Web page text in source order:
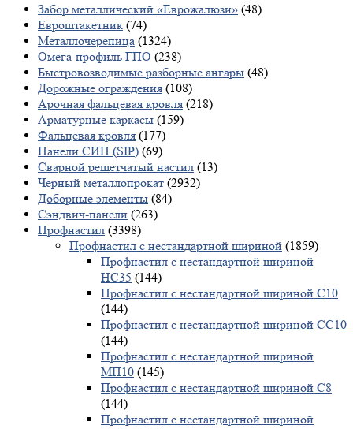
Забор металлический «Еврожалюзи» (48)
Евроштакетник (74)
Металлочерепица (1324)
Омега-профиль ГПО (238)
Быстровозводимые разборные ангары (48)
Дорожные ограждения (108)
Арочная фальцевая кровля (218)
Арматурные каркасы (159)
Фальцевая кровля (177)
Панели СИП (SIP) (69)
Сварной решетчатый настил (13)
Черный металлопрокат (2932)
Доборные элементы (84)
Сэндвич-панели (263)
Профнастил (3398)
Профнастил с нестандартной шириной (1859)
Профнастил с нестандартной шириной
НС35 (144)
Профнастил с нестандартной шириной С10
(144)
Профнастил с нестандартной шириной СС10
(144)
Профнастил с нестандартной шириной
МП10 (145)
Профнастил с нестандартной шириной С8
(144)
Профнастил с нестандартной шириной